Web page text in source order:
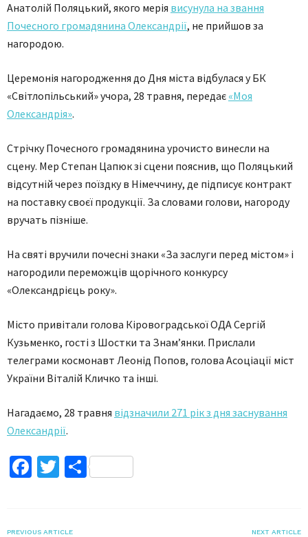
Анатолій Поляцький, якого мерія висунула на звання
Почесного громадянина Олександрії, не прийшов за
нагородою.
Церемонія нагородження до Дня міста відбулася у БК
«Світлопільський» учора, 28 травня, передає «Моя
Олександрія».
Стрічку Почесного громадянина урочисто винесли на
сцену. Мер Степан Цапюк зі сцени пояснив, що Поляцький
відсутній через поїздку в Німеччину, де підписує контракт
на поставку своєї продукції. За словами голови, нагороду
вручать пізніше.
На святі вручили почесні знаки «За заслуги перед містом» і
нагородили переможців щорічного конкурсу
«Олександрієць року».
Місто привітали голова Кіровоградської ОДА Сергій
Кузьменко, гості з Шостки та Знам’янки. Прислали
телеграми космонавт Леонід Попов, голова Асоціації міст
України Віталій Кличко та інші.
Нагадаємо, 28 травня відзначили 271 рік з дня заснування
Олександрії.
Facebook
TwitterПоділитися
PREVIOUS ARTICLE NEXT ARTICLE